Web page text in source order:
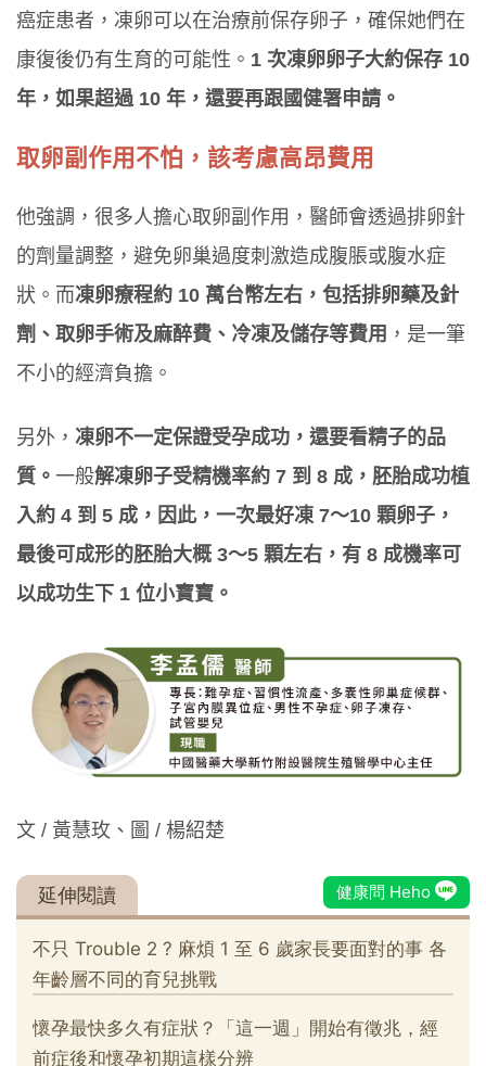
癌症患者，凍卵可以在治療前保存卵子，確保她們在
康復後仍有生育的可能性。 1 次凍卵卵子大約保存 10
年，如果超過 10 年，還要再跟國健署申請。
取卵副作用不怕，該考慮高昂費用
他強調，很多人擔心取卵副作用，醫師會透過排卵針
的劑量調整，避免卵巢過度刺激造成腹脹或腹水症
狀。而凍卵療程約 10 萬台幣左右，包括排卵藥及針
劑、取卵手術及麻醉費、冷凍及儲存等費用 ，是一筆
不小的經濟負擔。
另外， 凍卵不一定保證受孕成功，還要看精子的品
質。 一般解凍卵子受精機率約 7 到 8 成，胚胎成功植
入約 4 到 5 成，因此，一次最好凍 7〜10 顆卵子，
最後可成形的胚胎大概 3〜5 顆左右，有 8 成機率可
以成功生下 1 位小寶寶。
文 / 黃慧玫、圖 / 楊紹楚